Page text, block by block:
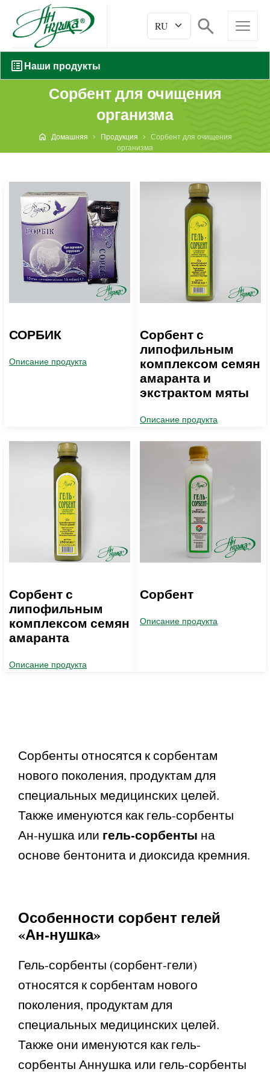
Наши продукты
Сорбент для очищения
организма
Домашняя Продукция
Сорбент для очищения
организма
СОРБИК
Описание продукта
Сорбент с
липофильным
комплексом семян
амаранта и
экстрактом мяты
Описание продукта
Сорбент с
липофильным
комплексом семян
амаранта
Описание продукта
Сорбент
Описание продукта
Сорбенты относятся к сорбентам
нового поколения, продуктам для
специальных медицинских целей.
Также именуются как гель-сорбенты
Ан-нушка или гель-сорбенты на
основе бентонита и диоксида кремния.
Особенности сорбент гелей
«Ан-нушка»
Гель-сорбенты (сорбент-гели)
относятся к сорбентам нового
поколения, продуктам для
специальных медицинских целей.
Также они именуются как гель-
сорбенты Аннушка или гель-сорбенты